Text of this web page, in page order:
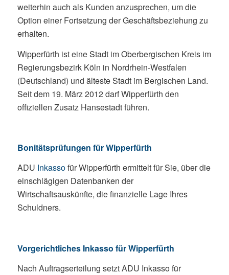
weiterhin auch als Kunden anzusprechen, um die
Option einer Fortsetzung der Geschäftsbeziehung zu
erhalten.
Wipperfürth ist eine Stadt im Oberbergischen Kreis im
Regierungsbezirk Köln in Nordrhein-Westfalen
(Deutschland) und älteste Stadt im Bergischen Land.
Seit dem 19. März 2012 darf Wipperfürth den
offiziellen Zusatz Hansestadt führen.
Bonitätsprüfungen für Wipperfürth
ADU Inkassofür Wipperfürth ermittelt für Sie, über die
einschlägigen Datenbanken der
Wirtschaftsauskünfte, die finanzielle Lage Ihres
Schuldners.
Vorgerichtliches Inkasso für Wipperfürth
Nach Auftragserteilung setzt ADU Inkasso für